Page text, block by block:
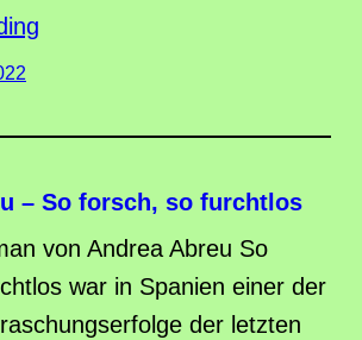
– So forsch, so furchtlos
von Andrea Abreu So
war in Spanien einer der
der letzten